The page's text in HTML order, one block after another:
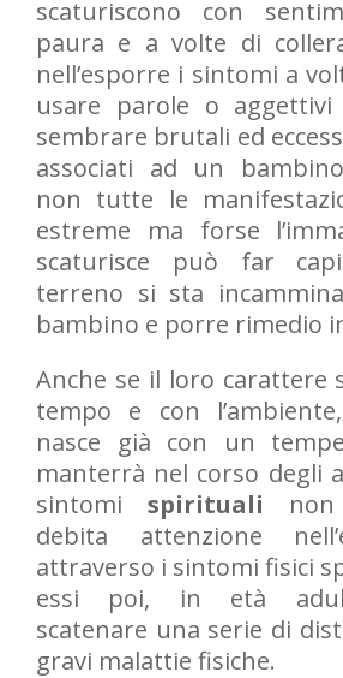
scaturiscono con
paura e a volte di
nell’esporre i sintomi a
usare parole o aggettivi
sembrare brutali ed
associati ad un
non tutte le
estreme ma forse
scaturisce può far
terreno si sta
bambino e porre rimedio
Anche se il loro carattere
tempo e con
nasce già con un
manterrà nel corso degli
sintomi spirituali
debita attenzione
attraverso i sintomi fisici
essi poi, in età
scatenare una serie di
gravi malattie fisiche.